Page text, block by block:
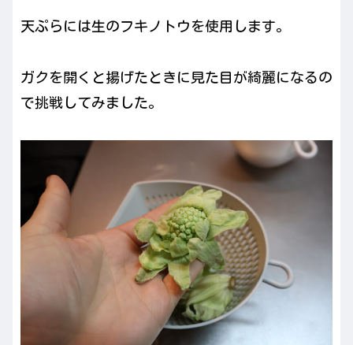
天ぷらには生のフキノトウを使用します。
ガクを開くと揚げたときに見た目が綺麗になるの
で挑戦してみました。